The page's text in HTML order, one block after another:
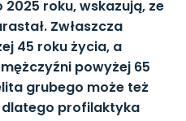
roku, wskazują, ze
Zwłaszcza
45 roku życia, a
powyżej 65
grubego może też
dlatego profilaktyka